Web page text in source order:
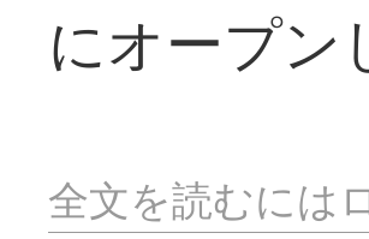
にオープン
全文を読むには